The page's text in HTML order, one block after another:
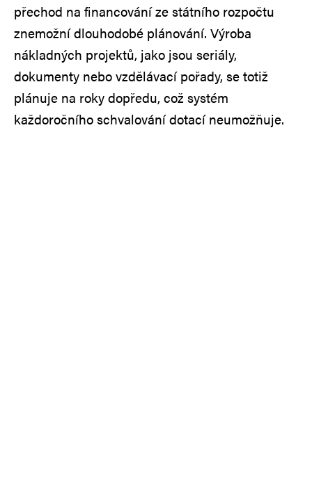
přechod na financování ze státního rozpočtu
znemožní dlouhodobé plánování. Výroba
nákladných projektů, jako jsou seriály,
dokumenty nebo vzdělávací pořady, se totiž
plánuje na roky dopředu, což systém
každoročního schvalování dotací neumožňuje.